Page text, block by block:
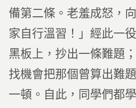
備第二條。老羞成怒，
家自行溫習！」經此一
黑板上，抄出一條難題
找機會把那個曾算出難
一頓。自此，同學們都